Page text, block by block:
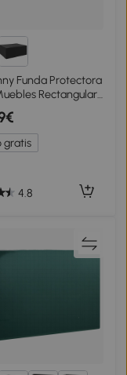
Funda Protectora
Rectangular
Muebles para
Anti-
235x190x90
gratis
4.8